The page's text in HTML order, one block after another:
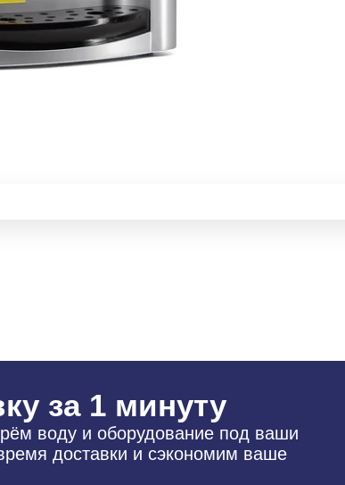
за 1 минуту
воду и оборудование под ваши
доставки и сэкономим ваше